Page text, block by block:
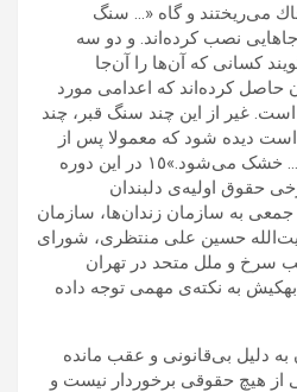
مى‌ريختند و گاه «… سنگ
نصب كرده‌اند. و دو سه
كسانى كه آن‌ها را آن‌جا
حاصل كرده‌اند كه اعدامى مورد
غير از اين چند سنگ قبر، چند
ديده شود كه معمولا پس از
مدتى به علت مشكل آبيارى… خشک مى‌شود.»١٥ در اين دوره
حقوق اوليه‌ى دلبندان
به سازمان زندان‌ها، سازمان
حسين على منتظرى، شوراى
سرخ و ملل متحد در تهران
به نكته‌ی مهمى توجه داده
دليل بى‌قانونى و عقب مانده
از هيچ حقوقى برخوردار نيست و